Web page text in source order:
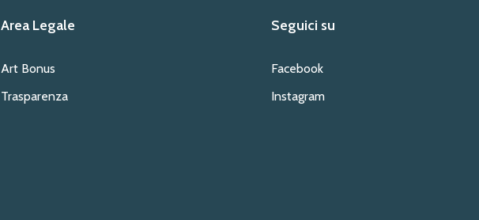
Area Legale
Art Bonus
Trasparenza
Seguici su
Facebook
Instagram